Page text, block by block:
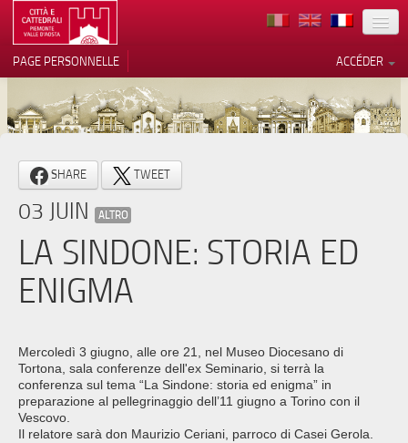
TERRITOIRE
ARCHITECTURE
MUSÉES
ITINÉRAIRES
EVÉNEMENTS
CONTACTS
PRESS
ACCÉDER
PAGE PERSONNELLE
SHARE TWEET
03 JUIN ALTRO
LA SINDONE: STORIA ED
ENIGMA
Mercoledì 3 giugno, alle ore 21, nel Museo Diocesano di
Tortona, sala conferenze dell'ex Seminario, si terrà la
conferenza sul tema “La Sindone: storia ed enigma” in
preparazione al pellegrinaggio dell’11 giugno a Torino con il
Vescovo.
Il relatore sarà don Maurizio Ceriani, parroco di Casei Gerola.
Notification lors de la collecte
Vos choix en matière de
confidentialité